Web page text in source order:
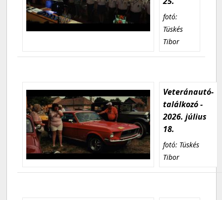
fotó:
Tüskés
Tibor
Veteránautó-
találkozó -
2026. július
18.
fotó: Tüskés
Tibor